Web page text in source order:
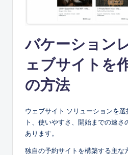
バケーション
ェブサイトを
の方法
ウェブサイト ソリューションを
ト、使いやすさ、開始までの速
あります。
独自の予約サイトを構築する主な